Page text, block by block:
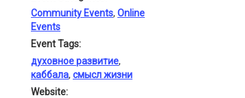
Community Events, Online
Events
Event Tags:
духовное развитие,
каббала, смысл жизни
Website: